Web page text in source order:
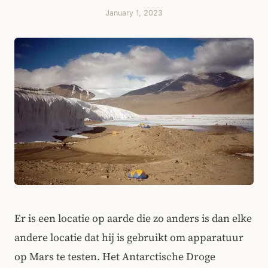
January 1, 2023
Er is een locatie op aarde die zo anders is dan elke
andere locatie dat hij is gebruikt om apparatuur
op Mars te testen. Het Antarctische Droge